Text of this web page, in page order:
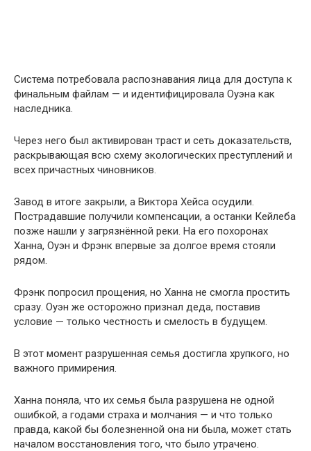
Система потребовала распознавания лица для доступа к
финальным файлам — и идентифицировала Оуэна как
наследника.
Через него был активирован траст и сеть доказательств,
раскрывающая всю схему экологических преступлений и
всех причастных чиновников.
Завод в итоге закрыли, а Виктора Хейса осудили.
Пострадавшие получили компенсации, а останки Кейлеба
позже нашли у загрязнённой реки. На его похоронах
Ханна, Оуэн и Фрэнк впервые за долгое время стояли
рядом.
Фрэнк попросил прощения, но Ханна не смогла простить
сразу. Оуэн же осторожно признал деда, поставив
условие — только честность и смелость в будущем.
В этот момент разрушенная семья достигла хрупкого, но
важного примирения.
Ханна поняла, что их семья была разрушена не одной
ошибкой, а годами страха и молчания — и что только
правда, какой бы болезненной она ни была, может стать
началом восстановления того, что было утрачено.